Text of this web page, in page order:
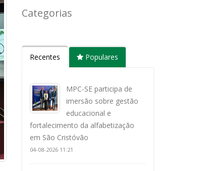
Categorias
Recentes Populares
MPC-SE participa de
imersão sobre gestão
educacional e
fortalecimento da alfabetização
em São Cristóvão
04-08-2026 11:21